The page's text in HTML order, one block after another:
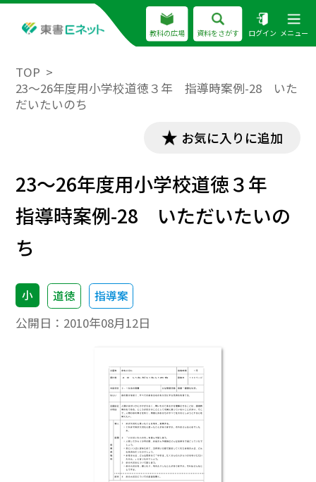
教科の広場 資料をさがす ログイン メニュー
TOP
23～26年度用小学校道徳３年 指導時案例-28 いた
だいたいのち
お気に入りに追加
23～26年度用小学校道徳３年
指導時案例-28 いただいたいの
ち
小 道徳 指導案
公開日： 2010年08月12日